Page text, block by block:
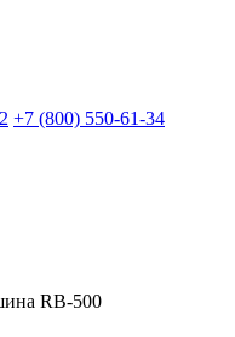
+7 (800) 550-61-34
RB-500